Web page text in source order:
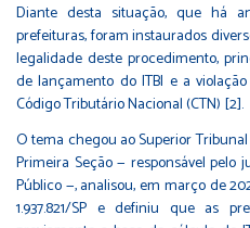
Diante desta situação, que há
prefeituras, foram instaurados
legalidade deste procedimento,
de lançamento do ITBI e a
Código Tributário Nacional (CTN) [2].
O tema chegou ao Superior Tribunal
Primeira Seção — responsável
Público —, analisou, em março de
1.937.821/SP e definiu que as